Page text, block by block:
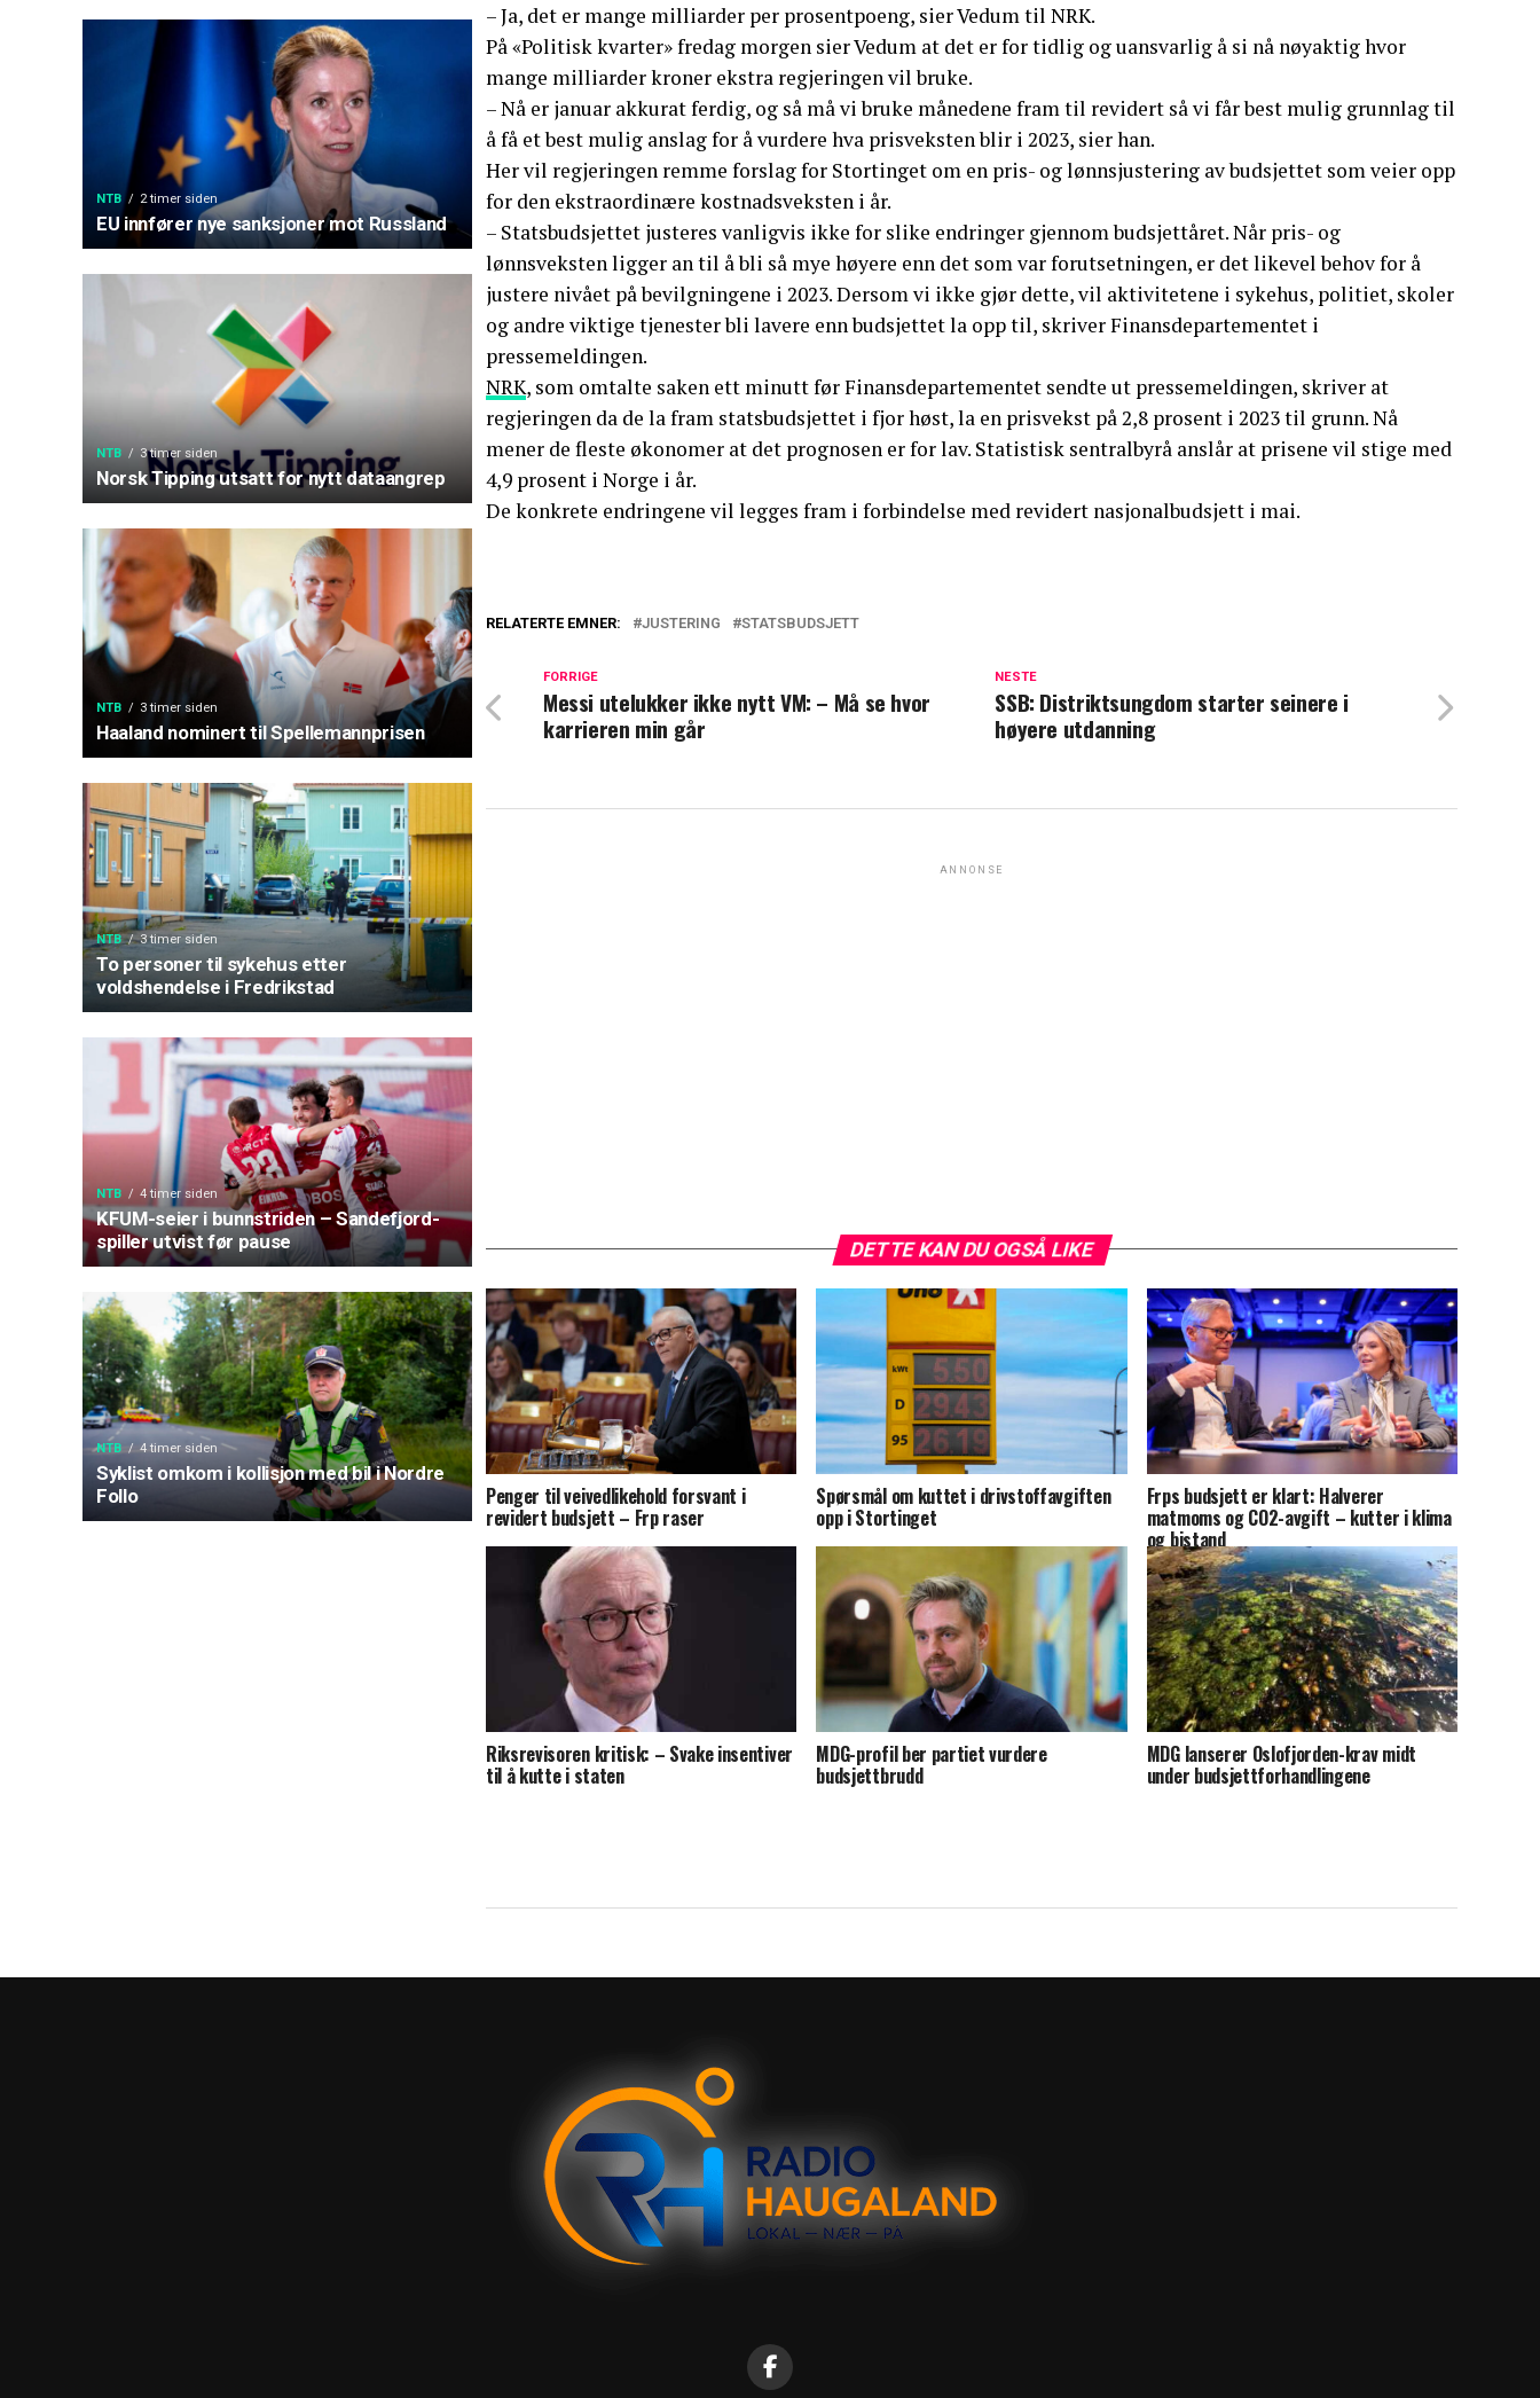
NTB 2 timer siden
EU innfører nye sanksjoner mot Russland
NTB 3 timer siden
Norsk Tipping utsatt for nytt dataangrep
NTB 3 timer siden
Haaland nominert til Spellemannprisen
NTB 3 timer siden
To personer til sykehus etter
voldshendelse i Fredrikstad
NTB 4 timer siden
KFUM-seier i bunnstriden – Sandefjord-
spiller utvist før pause
NTB 4 timer siden
Syklist omkom i kollisjon med bil i Nordre
Follo
– Ja, det er mange milliarder per prosentpoeng, sier Vedum til NRK.
På «Politisk kvarter» fredag morgen sier Vedum at det er for tidlig og uansvarlig å si nå nøyaktig hvor
mange milliarder kroner ekstra regjeringen vil bruke.
– Nå er januar akkurat ferdig, og så må vi bruke månedene fram til revidert så vi får best mulig grunnlag til
å få et best mulig anslag for å vurdere hva prisveksten blir i 2023, sier han.
Her vil regjeringen remme forslag for Stortinget om en pris- og lønnsjustering av budsjettet som veier opp
for den ekstraordinære kostnadsveksten i år.
– Statsbudsjettet justeres vanligvis ikke for slike endringer gjennom budsjettåret. Når pris- og
lønnsveksten ligger an til å bli så mye høyere enn det som var forutsetningen, er det likevel behov for å
justere nivået på bevilgningene i 2023. Dersom vi ikke gjør dette, vil aktivitetene i sykehus, politiet, skoler
og andre viktige tjenester bli lavere enn budsjettet la opp til, skriver Finansdepartementet i
pressemeldingen.
NRK, som omtalte saken ett minutt før Finansdepartementet sendte ut pressemeldingen, skriver at
regjeringen da de la fram statsbudsjettet i fjor høst, la en prisvekst på 2,8 prosent i 2023 til grunn. Nå
mener de fleste økonomer at det prognosen er for lav. Statistisk sentralbyrå anslår at prisene vil stige med
4,9 prosent i Norge i år.
De konkrete endringene vil legges fram i forbindelse med revidert nasjonalbudsjett i mai.
RELATERTE EMNER: JUSTERING STATSBUDSJETT
NESTE
SSB: Distriktsungdom starter seinere i
høyere utdanning
FORRIGE
Messi utelukker ikke nytt VM: – Må se hvor
karrieren min går
ANNONSE
DETTE KAN DU OGSÅ LIKE
Penger til veivedlikehold forsvant i
revidert budsjett – Frp raser
Spørsmål om kuttet i drivstoffavgiften
opp i Stortinget
Frps budsjett er klart: Halverer
matmoms og CO2-avgift – kutter i klima
og bistand
Riksrevisoren kritisk: – Svake insentiver
til å kutte i staten
MDG-profil ber partiet vurdere
budsjettbrudd
MDG lanserer Oslofjorden-krav midt
under budsjettforhandlingene